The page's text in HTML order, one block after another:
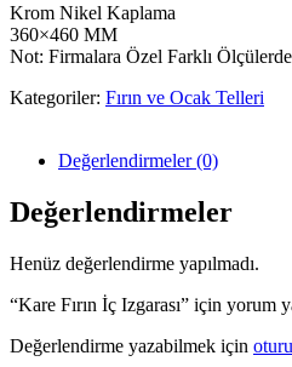
Krom Nikel Kaplama
360×460 MM
Not: Firmalara Özel Farklı
Kategoriler: Fırın ve Ocak Telleri
Değerlendirmeler (0)
Değerlendirmeler
Henüz değerlendirme yapılmadı.
“Kare Fırın İç Izgarası” için yorum
Değerlendirme yazabilmek için